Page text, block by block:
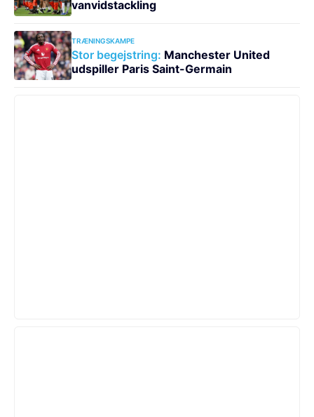
vanvidstackling
TRÆNINGSKAMPE
Stor begejstring: Manchester United
udspiller Paris Saint-Germain